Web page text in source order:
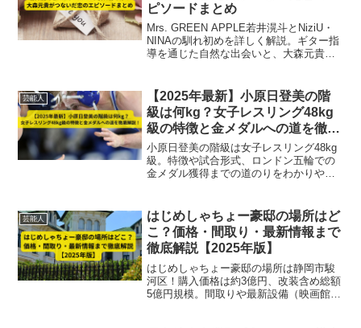
ピソードまとめ
Mrs. GREEN APPLE若井滉斗とNiziU・
NINAの馴れ初めを詳しく解説。ギター指
導を通じた自然な出会いと、大森元貴が
めました。
芸能人
【2025年最新】小原日登美の階
級は何kg？女子レスリング48kg
級の特徴と金メダルへの道を徹底
解説！
小原日登美の階級は女子レスリング48kg
級。特徴や試合形式、ロンドン五輪での
金メダル獲得までの道のりをわかりやす
芸能人
はじめしゃちょー豪邸の場所はど
こ？価格・間取り・最新情報まで
徹底解説【2025年版】
はじめしゃちょー豪邸の場所は静岡市駿
河区！購入価格は約3億円、改装含め総額
5億円規模。間取りや最新設備（映画館・